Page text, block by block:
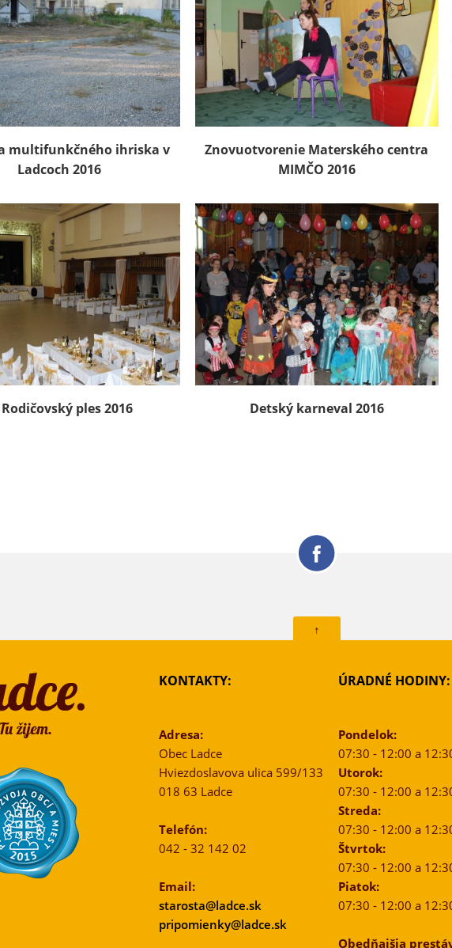
multifunkčného ihriska v
Ladcoch 2016
Znovuotvorenie Materského centra
MIMČO 2016
ples 2016 Detský karneval 2016
↑
KONTAKTY:
Adresa:
Obec Ladce
Hviezdoslavova ulica 599/133
018 63 Ladce
Telefón:
042 - 32 142 02
Email:
starosta@ladce.sk
pripomienky@ladce.sk
ÚRADNÉ HODINY:
Pondelok:
07:30 - 12:00 a
Utorok:
07:30 - 12:00 a
Streda:
07:30 - 12:00 a
Štvrtok:
07:30 - 12:00 a
Piatok:
07:30 - 12:00 a
Obedňajšia